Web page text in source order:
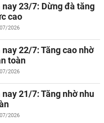
nay 23/7: Dừng đà tăng
cao
2026
nay 22/7: Tăng cao nhờ
toàn
2026
nay 21/7: Tăng nhờ nhu
2026